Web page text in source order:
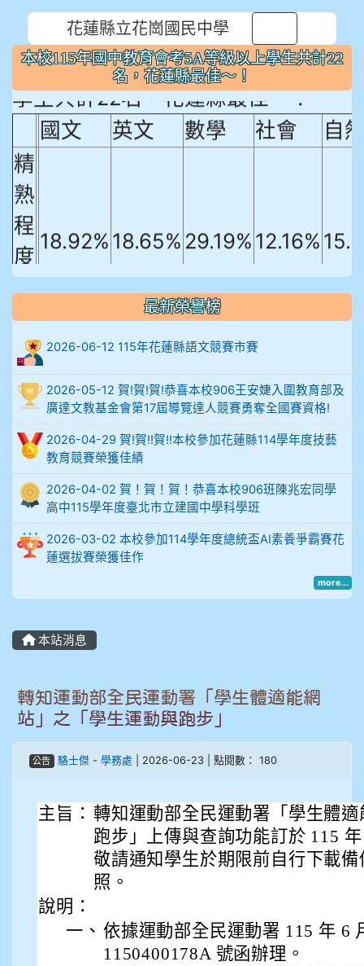
花蓮縣立花崗國民中學
本校115年國中教育會考5A等級以上學生共計22
名，花蓮縣最佳～！
本校115年國中教育會考5A等級以上
學生共計22名，花蓮縣最佳～！
國文
英文 數學 社會
自
精
熟
程
度
比
18.92% 18.65% 29.19% 12.16%
906陳兆宏 5A10+ 作文5
912余 嘉 5A10+
914謝佩臻 5A10+
902蘇奕愷
903陳品帆
904彭子庭
906江彥臻
907張晏寧
909林柏翰
909林玉楓
909林朝智
910謝尚橙
最新榮譽榜
2026-06-12 115年花蓮縣語文競賽市賽
2026-05-12 賀!賀!賀!恭喜本校906王安婕入圍教育部及
廣達文教基金會第17屆導覽達人競賽勇奪全國賽資格!
2026-04-29 賀!賀!!賀!!本校參加花蓮縣114學年度技藝
教育競賽榮獲佳績
2026-04-02 賀！賀！賀！恭喜本校906班陳兆宏同學
高中115學年度臺北市立建國中學科學班
2026-03-02 本校參加114學年度總統盃AI素養爭霸賽花
蓮選拔賽榮獲佳作
more...
本站消息
轉知運動部全民運動署「學生體適能網
站」之「學生運動與跑步」
公告 駱士傑- 學務處 | 2026-06-23 | 點閱數： 180
主旨： 轉知運動部全民運動署「學生體
跑步」上傳與查詢功能訂於 115
敬請通知學生於期限前自行下載
照。
說明：
一、 依據運動部全民運動署 115 年 6
1150400178A 號函辦理。